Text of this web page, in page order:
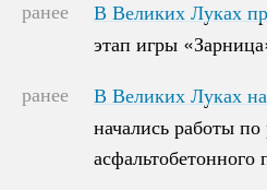
ранее
В Великих Луках
этап игры
В Великих Луках
этап игры
ранее
В Великих Луках
начались работы
асфальтобетонного
В Великих Луках
начались работы
асфальтобетонного